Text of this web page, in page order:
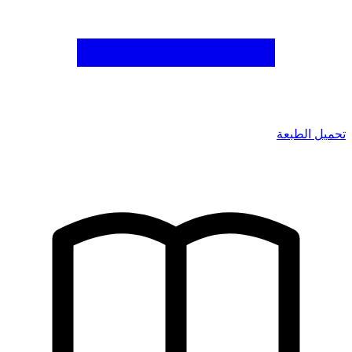
تحميل الطبعة